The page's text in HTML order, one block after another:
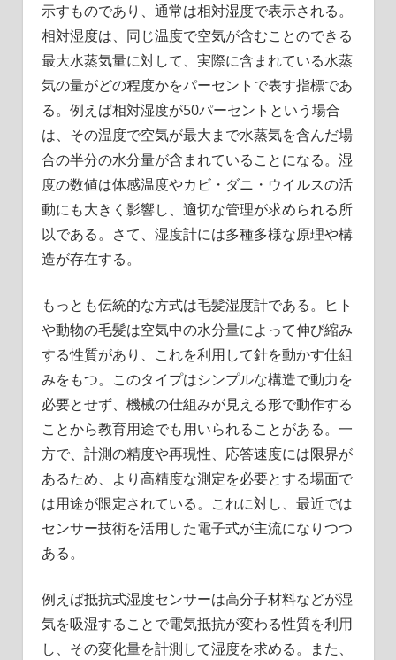
示すものであり、通常は相対湿度で表示される。
相対湿度は、同じ温度で空気が含むことのできる
最大水蒸気量に対して、実際に含まれている水蒸
気の量がどの程度かをパーセントで表す指標であ
る。例えば相対湿度が50パーセントという場合
は、その温度で空気が最大まで水蒸気を含んだ場
合の半分の水分量が含まれていることになる。湿
度の数値は体感温度やカビ・ダニ・ウイルスの活
動にも大きく影響し、適切な管理が求められる所
以である。さて、湿度計には多種多様な原理や構
造が存在する。
もっとも伝統的な方式は毛髪湿度計である。ヒト
や動物の毛髪は空気中の水分量によって伸び縮み
する性質があり、これを利用して針を動かす仕組
みをもつ。このタイプはシンプルな構造で動力を
必要とせず、機械の仕組みが見える形で動作する
ことから教育用途でも用いられることがある。一
方で、計測の精度や再現性、応答速度には限界が
あるため、より高精度な測定を必要とする場面で
は用途が限定されている。これに対し、最近では
センサー技術を活用した電子式が主流になりつつ
ある。
例えば抵抗式湿度センサーは高分子材料などが湿
気を吸湿することで電気抵抗が変わる性質を利用
し、その変化量を計測して湿度を求める。また、